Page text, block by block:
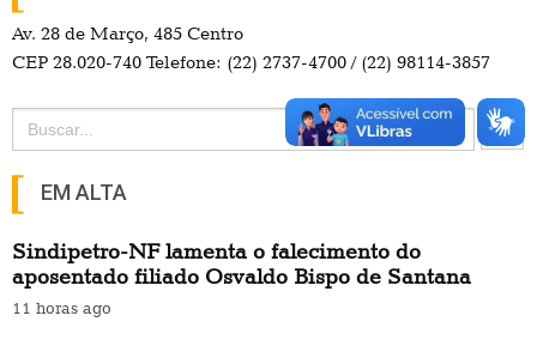
Av. 28 de Março, 485 Centro
CEP 28.020-740 Telefone: (22) 2737-4700 / (22) 98114-3857
Search
for:
Search Button
EM ALTA
Sindipetro-NF lamenta o falecimento do
aposentado filiado Osvaldo Bispo de Santana
11 horas ago